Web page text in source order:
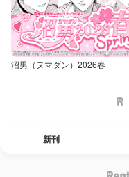
沼男（ヌマダン）2026春
新刊